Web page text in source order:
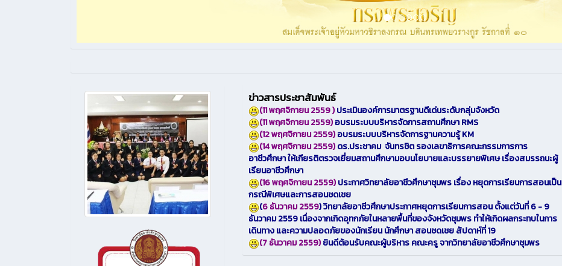
ข่าวสารประชาสัมพันธ์
(11 พฤศจิกายน 2559 )ประเมินองค์การมาตรฐานดีเด่นระดับกลุ่มจังหวัด
(11 พฤศจิกายน 2559)อบรมระบบบริหารจัดการสถานศึกษา RMS
(12 พฤศจิกายน 2559)อบรมระบบบริหารจัดการฐานความรู้ KM
(14 พฤศจิกายน 2559)ดร.ประชาคม จันทรชิต รองเลขาธิการคณะกรรมการการ
อาชีวศึกษา ให้เกียรติตรวจเยี่ยมสถานศึกษามอบนโยบายและบรรยายพิเศษ เรื่องสมรรถนะผู้
เรียนอาชีวศึกษา
(16 พฤศจิกายน 2559)ประกาศวิทยาลัยอาชีวศึกษาชุมพรเรื่อง หยุดการเรียนการสอนเป็น
กรณีพิเศษและการสอนชดเชย
(6 ธันวาคม 2559)วิทยาลัยอาชีวศึกษาประกาศหยุดการเรียนการสอน ตั้งแต่วันที่ 6 - 9
ธันวาคม 2559 เนื่องจากเกิดอุทกภัยในหลายพื้นที่ของจังหวัดชุมพร ทำให้เกิดผลกระทบในการ
เดินทาง และความปลอดภัยของนักเรียน นักศึกษา สอนชดเชย สัปดาห์ที่ 19
(7 ธันวาคม 2559)ยินดีต้อนรับคณะผู้บริหาร คณะครู จากวิทยาลัยอาชีวศึกษาชุมพร